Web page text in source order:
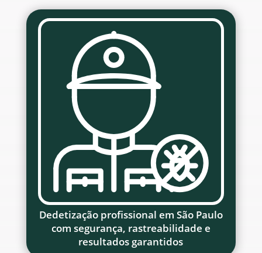
Dedetização profissional em São Paulo
com segurança, rastreabilidade e
resultados garantidos